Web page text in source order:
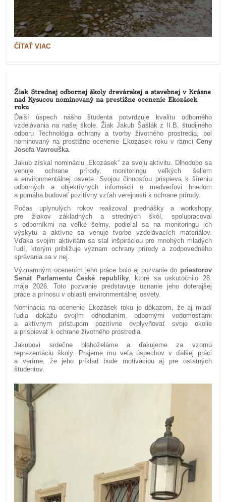
KURZ
CHEMICKÉHO
NEBEZPEČENSTVA
25.05-
28.05.2026:
ČÍTAŤ VIAC
Žiak Strednej odbornej školy drevárskej a stavebnej v Krásne
nad Kysucou nominovaný na prestížne ocenenie Ekozásek
roku
Ďalší úspech nášho študenta potvrdzuje kvalitu odborného
vzdelávania na našej škole. Žiak Jakub Šašlák z II.B, študijného
odboru Technológia ochrany a tvorby životného prostredia, bol
nominovaný na prestížne ocenenie Ekozásek roku v rámci Ceny
Josefa Vavrouška.
Jakub získal nomináciu „Ekozásek“ za svoju aktivitu. Dlhodobo sa
venuje ochrane prírody, monitoringu veľkých šeliem
a environmentálnej osvete. Svojou činnosťou prispieva k šíreniu
odborných a objektívnych informácií o medveďovi hnedom
a pomáha budovať pozitívny vzťah verejnosti k ochrane prírody.
Počas uplynulých rokov realizoval prednášky a workshopy
pre žiakov základných a stredných škôl, spolupracoval
s odborníkmi na veľké šelmy, podieľal sa na monitoringu ich
výskytu a aktívne sa venuje tvorbe vzdelávacích materiálov.
Vďaka svojim aktivitám sa stal inšpiráciou pre mnohých mladých
ľudí, ktorým približuje význam ochrany prírody a zodpovedného
správania sa v nej.
Významným ocenením jeho práce bolo aj pozvanie do priestorov
Senát Parlamentu České republiky, ktoré sa uskutočnilo 28.
mája 2026. Toto pozvanie predstavuje uznanie jeho doterajšej
práce a prínosu v oblasti environmentálnej osvety.
Nominácia na ocenenie Ekozásek roku je dôkazom, že aj mladí
ľudia dokážu svojím odhodlaním, odbornými vedomosťami
a aktívnym prístupom pozitívne ovplyvňovať svoje okolie
a prispievať k ochrane životného prostredia.
Jakubovi srdečne blahoželáme a ďakujeme za vzornú
reprezentáciu školy. Prajeme mu veľa úspechov v ďalšej práci
a veríme, že jeho príklad bude motiváciou aj pre ostatných
študentov.